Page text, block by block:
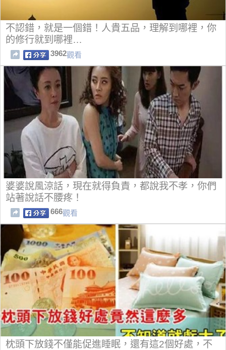
不認錯，就是一個錯！人貴五品，理解到哪裡，你
的修行就到哪裡…
3962觀看
婆婆說風涼話，現在就得負責，都說我不孝，你們
站著說話不腰疼！
666觀看
枕頭下放錢不僅能促進睡眠，還有這2個好處，不